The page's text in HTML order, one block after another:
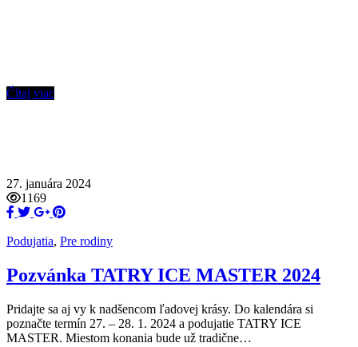
Čítaj viac
27. januára 2024
1169
Podujatia, Pre rodiny
Pozvánka TATRY ICE MASTER 2024
Pridajte sa aj vy k nadšencom ľadovej krásy. Do kalendára si
poznačte termín 27. – 28. 1. 2024 a podujatie TATRY ICE
MASTER. Miestom konania bude už tradične…